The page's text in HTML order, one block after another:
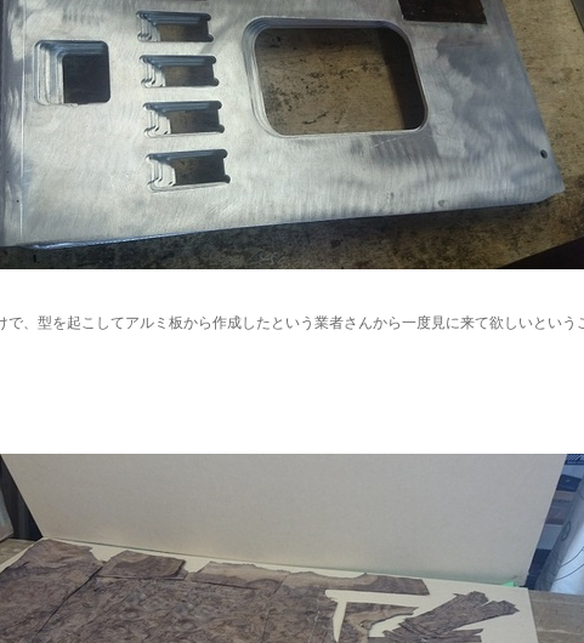
で、型を起こしてアルミ板から作成したという業者さんから一度見に来て欲しいとい